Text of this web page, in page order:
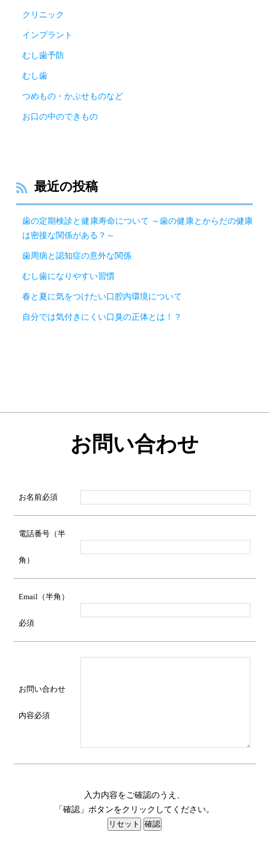
クリニック
インプラント
むし歯予防
むし歯
つめもの・かぶせものなど
お口の中のできもの
最近の投稿
歯の定期検診と健康寿命について ～歯の健康とからだの健康
は密接な関係がある？～
歯周病と認知症の意外な関係
むし歯になりやすい習慣
春と夏に気をつけたい口腔内環境について
自分では気付きにくい口臭の正体とは！？
お問い合わせ
お名前必須
電話番号（半
角）
Email（半角）
必須
お問い合わせ
内容必須
入力内容をご確認のうえ、
「確認」ボタンをクリックしてください。